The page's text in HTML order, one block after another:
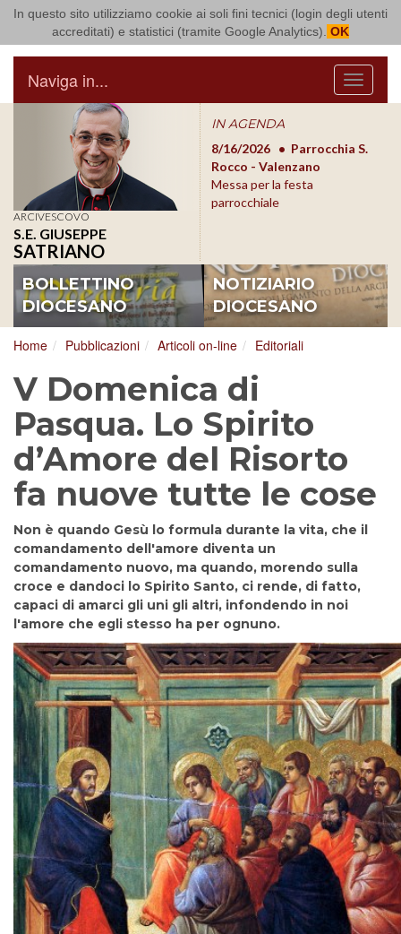
In questo sito utilizziamo cookie ai soli fini tecnici (login degli utenti
accreditati) e statistici (tramite Google Analytics). OK
Arcidiocesi di Bari Bitonto
Menu
Naviga in...
ARCIVESCOVO
S.E. GIUSEPPE
SATRIANO
IN AGENDA
8/17/2026
Conversano
Conferenza Episcopale
Pugliese
8/16/2026
Parrocchia S.
Rocco - Valenzano
Messa per la festa
parrocchiale
BOLLETTINO
DIOCESANO
NOTIZIARIO
DIOCESANO
Home Pubblicazioni Articoli on-line Editoriali
V Domenica di
Pasqua. Lo Spirito
d’Amore del Risorto
fa nuove tutte le cose
Non è quando Gesù lo formula durante la vita, che il
comandamento dell'amore diventa un
comandamento nuovo, ma quando, morendo sulla
croce e dandoci lo Spirito Santo, ci rende, di fatto,
capaci di amarci gli uni gli altri, infondendo in noi
l'amore che egli stesso ha per ognuno.